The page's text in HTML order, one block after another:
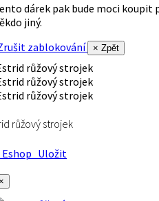
dárek pak bude moci koupit
jiný.
zablokování
× Zpět
růžový strojek
Uložit